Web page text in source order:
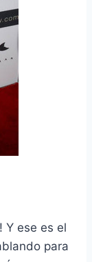
Y ese es el
para